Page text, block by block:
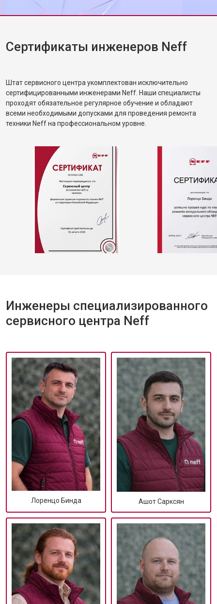
Замена нижнего уплотнителя
дверцы
Замена заливного шланга от 850 ₽ Заказать
Сертификаты инженеров Neff
Штат сервисного центра укомплектован исключительно
сертифицированными инженерами Neff. Наши специалисты
проходят обязательное регулярное обучение и обладают
всеми необходимыми допусками для проведения ремонта
техники Neff на профессиональном уровне.
Инженеры специализированного
сервисного центра Neff
Лоренцо Бинда Ашот Сарксян